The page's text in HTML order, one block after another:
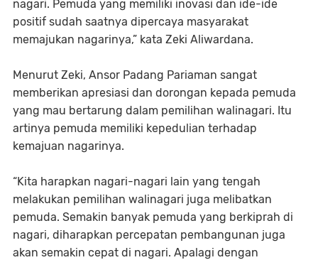
nagari. Pemuda yang memiliki inovasi dan ide-ide
positif sudah saatnya dipercaya masyarakat
memajukan nagarinya,” kata Zeki Aliwardana.
Menurut Zeki, Ansor Padang Pariaman sangat
memberikan apresiasi dan dorongan kepada pemuda
yang mau bertarung dalam pemilihan walinagari. Itu
artinya pemuda memiliki kepedulian terhadap
kemajuan nagarinya.
“Kita harapkan nagari-nagari lain yang tengah
melakukan pemilihan walinagari juga melibatkan
pemuda. Semakin banyak pemuda yang berkiprah di
nagari, diharapkan percepatan pembangunan juga
akan semakin cepat di nagari. Apalagi dengan